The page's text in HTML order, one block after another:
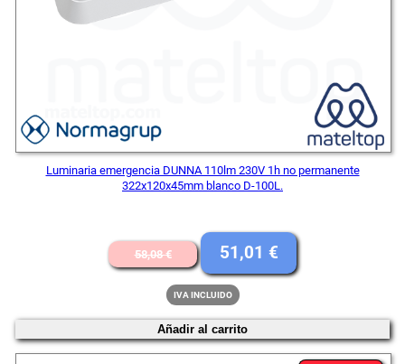
Luminaria emergencia DUNNA 110lm 230V 1h no permanente
322x120x45mm blanco D-100L.
58,08€
El
precio
original
era:
51,01 €
El
precio
IVA INCLUIDO
Añadir al carrito